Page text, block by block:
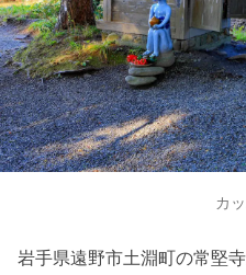
カ
岩手県遠野市土淵町の常堅